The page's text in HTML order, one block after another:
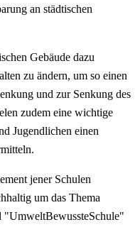
an städtischen
Gebäude dazu
zu ändern, um so einen
und zur Senkung des
zudem eine wichtige
Jugendlichen einen
jener Schulen
um das Thema
"UmweltBewussteSchule"